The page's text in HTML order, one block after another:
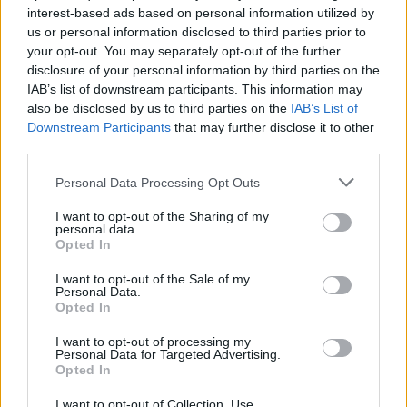
interest-based ads based on personal information utilized by
us or personal information disclosed to third parties prior to
your opt-out. You may separately opt-out of the further
disclosure of your personal information by third parties on the
IAB’s list of downstream participants. This information may
also be disclosed by us to third parties on the IAB’s List of
Downstream Participants that may further disclose it to other
Personal Data Processing Opt Outs
I want to opt-out of the Sharing of my
personal data.
Opted In
I want to opt-out of the Sale of my
Personal Data.
Opted In
I want to opt-out of processing my
Personal Data for Targeted Advertising.
Opted In
MEDIA
Τηλεθέαση – Το Σόι σου: «Σαρώνει»
ακόμη και στις επαναλήψεις –
Αντίστροφη μέτρηση για τον νέο
κύκλο
SHOWBIZ
Στον βυθό για μαργαριτάρια η Αθηνά
Οικονομάκου και ο Μπρούνο
ανακάλυψη
SHOWBIZ
Ιωάννα Μπούκη: Οι ανέμελες ημέρες
Τραγωδία στην Πάρο: Ο μπάρμαν του beach bar
πισίνα